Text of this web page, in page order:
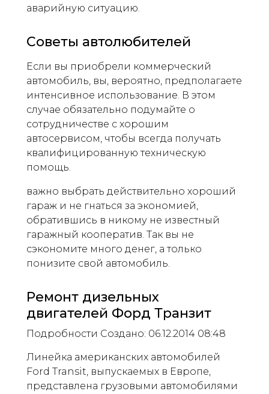
аварийную ситуацию.
Советы автолюбителей
Если вы приобрели коммерческий
автомобиль, вы, вероятно, предполагаете
интенсивное использование. В этом
случае обязательно подумайте о
сотрудничестве с хорошим
автосервисом, чтобы всегда получать
квалифицированную техническую
помощь.
важно выбрать действительно хороший
гараж и не гнаться за экономией,
обратившись в никому не известный
гаражный кооператив. Так вы не
сэкономите много денег, а только
понизите свой автомобиль.
Ремонт дизельных
двигателей Форд Транзит
Подробности Создано: 06.12.2014 08:48
Линейка американских автомобилей
Ford Transit, выпускаемых в Европе,
представлена ​​грузовыми автомобилями